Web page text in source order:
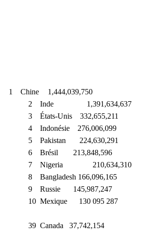
1    Chine 	1,444,039,750
2    Inde 		1,391,634,637
3    États-Unis    332,655,211
4    Indonésie    276,006,099
5    Pakistan       224,630,291
6    Brésil  	   213,848,596
7    Nigeria  	   210,634,310
8    Bangladesh 166,096,165
9    Russie  	   145,987,247
10  Mexique      130 095 287
39  Canada   37,742,154